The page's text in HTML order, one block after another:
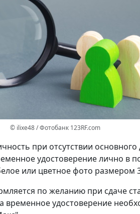
© ilixe48 / Фотобанк 123RF.com
при отсутствии
удостоверение лично в
или цветное фото размером
по желанию при сдаче
удостоверение